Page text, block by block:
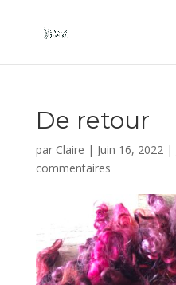
De retour
par Claire | Juin 16, 2022|
commentaires